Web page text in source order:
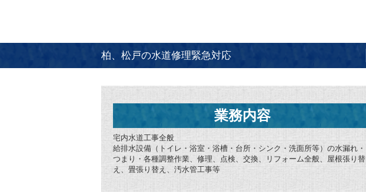
柏、松戸の水道修理緊急対応
業務内容
宅内水道工事全般
給排水設備（トイレ・浴室・浴槽・台所・シンク・洗面所等）の水漏れ・
つまり・各種調整作業、修理、点検、交換、リフォーム全般、屋根張り替
え、畳張り替え、汚水管工事等